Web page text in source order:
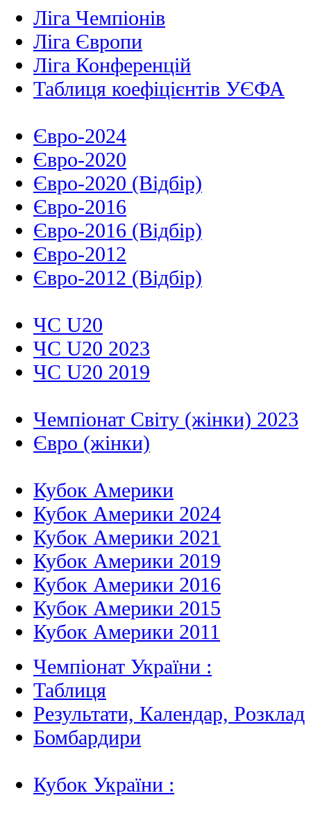
Ліга Чемпіонів
Ліга Європи
Ліга Конференцій
Таблиця коефіцієнтів УЄФА
Євро-2024
Євро-2020
Євро-2020 (Відбір)
Євро-2016
Євро-2016 (Відбір)
Євро-2012
Євро-2012 (Відбір)
ЧС U20
ЧС U20 2023
ЧС U20 2019
Чемпіонат Світу (жінки) 2023
Євро (жінки)
Кубок Америки
Кубок Америки 2024
Кубок Америки 2021
Кубок Америки 2019
Кубок Америки 2016
Кубок Америки 2015
Кубок Америки 2011
Чемпіонат України :
Таблиця
Результати, Календар, Poзклад
Бомбардири
Кубок України :